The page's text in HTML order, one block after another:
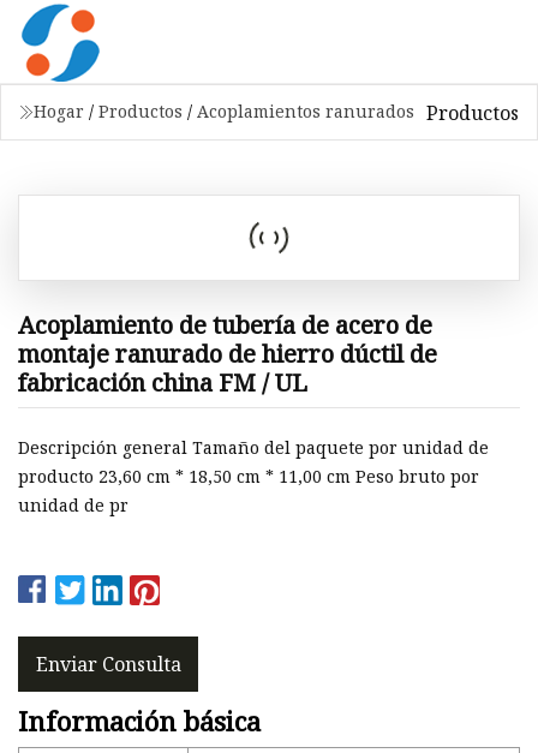
Hogar / Productos / Acoplamientos ranurados Productos
Acoplamiento de tubería de acero de
montaje ranurado de hierro dúctil de
fabricación china FM / UL
Descripción general Tamaño del paquete por unidad de
producto 23,60 cm * 18,50 cm * 11,00 cm Peso bruto por
unidad de pr
Enviar Consulta
Información básica